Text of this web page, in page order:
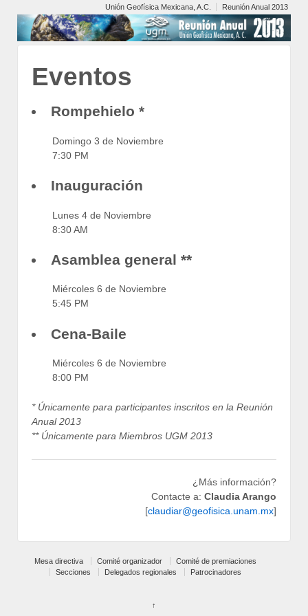
Unión Geofísica Mexicana, A.C. Reunión Anual 2013
Eventos
Rompehielo *
Domingo 3 de Noviembre
7:30 PM
Inauguración
Lunes 4 de Noviembre
8:30 AM
Asamblea general **
Miércoles 6 de Noviembre
5:45 PM
Cena-Baile
Miércoles 6 de Noviembre
8:00 PM
* Únicamente para participantes inscritos en la Reunión
Anual 2013
** Únicamente para Miembros UGM 2013
¿Más información?
Contacte a: Claudia Arango
[claudiar@geofisica.unam.mx]
Mesa directiva Comité organizador
Comité de premiaciones
Secciones
Delegados regionales Patrocinadores
↑